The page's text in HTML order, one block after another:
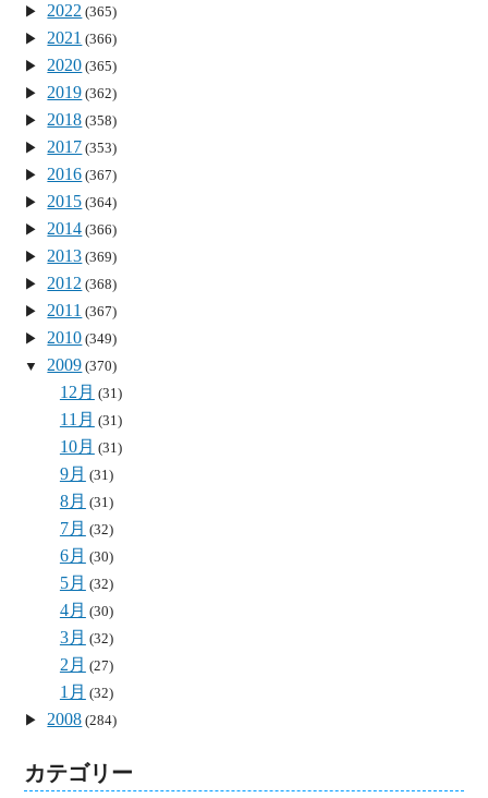
2022 (365)
2021 (366)
2020 (365)
2019 (362)
2018 (358)
2017 (353)
2016 (367)
2015 (364)
2014 (366)
2013 (369)
2012 (368)
2011 (367)
2010 (349)
2009 (370)
12月 (31)
11月 (31)
10月 (31)
9月 (31)
8月 (31)
7月 (32)
6月 (30)
5月 (32)
4月 (30)
3月 (32)
2月 (27)
1月 (32)
2008 (284)
カテゴリー